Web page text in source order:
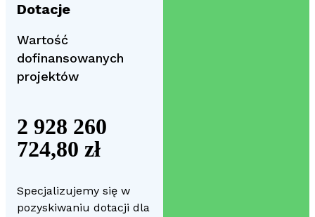
Dotacje
Wartość
dofinansowanych
projektów
2 928 260
724,80 zł
Specjalizujemy się w
pozyskiwaniu dotacji dla